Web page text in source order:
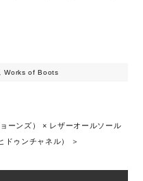
,Works of Boots
ーンズ） × レザーオールソール
ドゥンチャネル） ＞